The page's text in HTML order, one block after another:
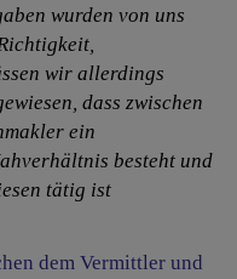
wurden von uns
wir allerdings
dass zwischen
ein
besteht und
tätig ist
dem Vermittler und